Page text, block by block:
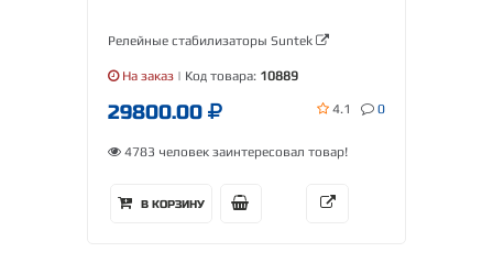
Релейные стабилизаторы Suntek
На заказ | Код товара: 10889
29800.00 4.1 0
4783 человек заинтересовал товар!
В КОРЗИНУ